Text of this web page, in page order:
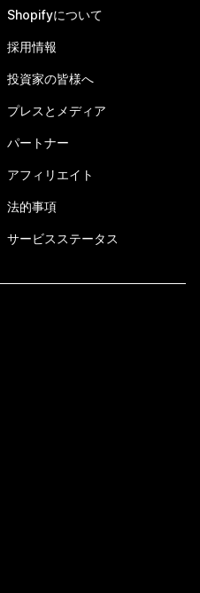
Shopifyについて
採用情報
投資家の皆様へ
プレスとメディア
パートナー
アフィリエイト
法的事項
サービスステータス